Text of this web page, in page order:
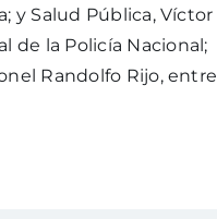
y Salud Pública, Víctor
de la Policía Nacional;
Randolfo Rijo, entre